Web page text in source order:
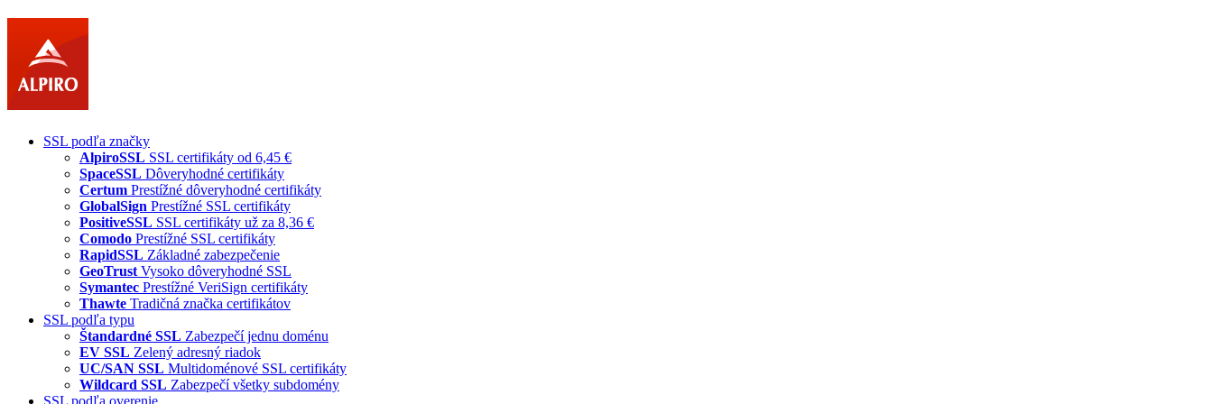
SSL podľa značky
AlpiroSSL SSL certifikáty od 6,45 €
SpaceSSL Dôveryhodné certifikáty
Certum Prestížné dôveryhodné certifikáty
GlobalSign Prestížné SSL certifikáty
PositiveSSL SSL certifikáty už za 8,36 €
Comodo Prestížné SSL certifikáty
RapidSSL Základné zabezpečenie
GeoTrust Vysoko dôveryhodné SSL
Symantec Prestížné VeriSign certifikáty
Thawte Tradičná značka certifikátov
SSL podľa typu
Štandardné SSL Zabezpečí jednu doménu
EV SSL Zelený adresný riadok
UC/SAN SSL Multidoménové SSL certifikáty
Wildcard SSL Zabezpečí všetky subdomény
SSL podľa overenie